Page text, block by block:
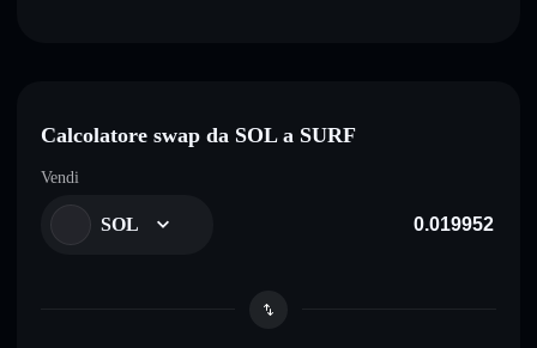
Calcolatore swap da SOL a SURF
Vendi
SOL